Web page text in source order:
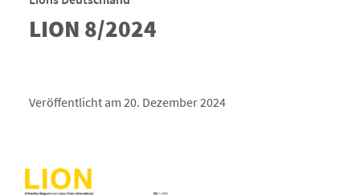
LION 8/2024
Veröffentlicht am 20. Dezember 2024